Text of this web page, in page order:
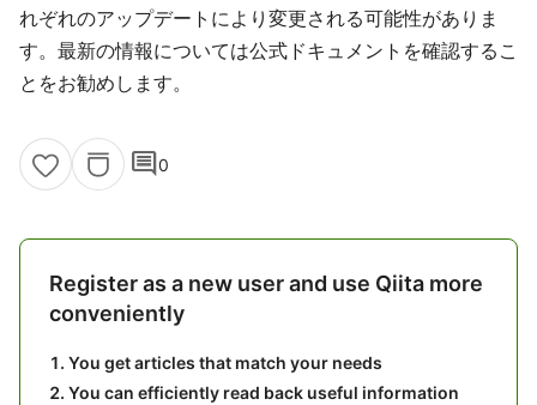
れぞれのアップデートにより変更される可能性がありま
す。最新の情報については公式ドキュメントを確認するこ
とをお勧めします。
comment0
Register as a new user and use Qiita more
conveniently
You get articles that match your needs
You can efficiently read back useful information